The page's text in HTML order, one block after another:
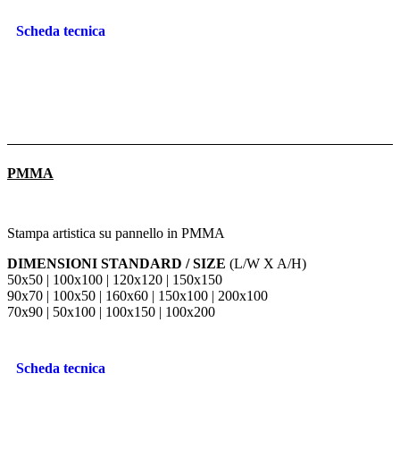
Scheda tecnica
PMMA
Stampa artistica su pannello in PMMA
DIMENSIONI STANDARD / SIZE (L/W X A/H)
50x50 | 100x100 | 120x120 | 150x150
90x70 | 100x50 | 160x60 | 150x100 | 200x100
70x90 | 50x100 | 100x150 | 100x200
Scheda tecnica